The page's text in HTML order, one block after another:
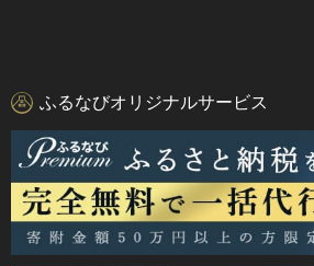
ふるなびオリジナルサービス